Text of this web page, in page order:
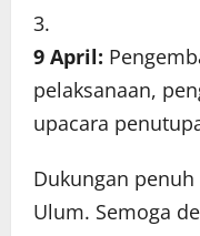
9 April:
pelaksanaan,
upacara
Dukungan
Ulum. Semoga